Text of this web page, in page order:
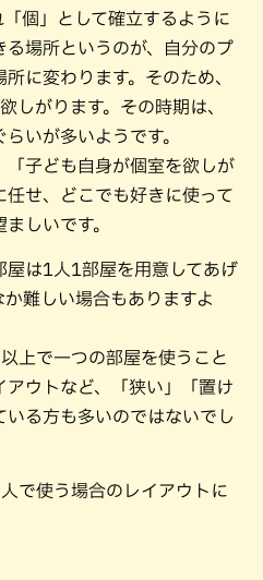
個」として確立するように
る場所というのが、自分のプ
に変わります。そのため、
しがります。その時期は、
いが多いようです。
「子ども自身が個室を欲しが
せ、どこでも好きに使って
しいです。
屋は1人1部屋を用意してあげ
難しい場合もありますよ
上で一つの部屋を使うこと
アウトなど、「狭い」「置け
る方も多いのではないでし
で使う場合のレイアウトに